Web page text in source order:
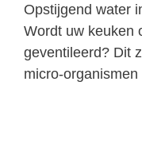
Opstijgend water
Wordt uw keuken
geventileerd? Dit
micro-